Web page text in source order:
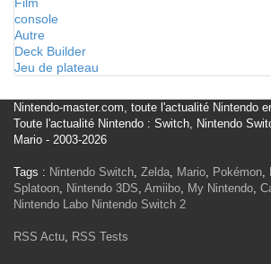
console
Autre
Deck Builder
Jeu de plateau
Nintendo-master.com, toute l'actualité Nintendo
Toute l'actualité Nintendo : Switch, Nintendo
Mario - 2003-2026
Tags : Nintendo Switch, Zelda, Mario, Pokémon,
Splatoon, Nintendo 3DS, Amiibo, My Nintendo,
Nintendo Labo Nintendo Switch 2
RSS Actu, RSS Tests